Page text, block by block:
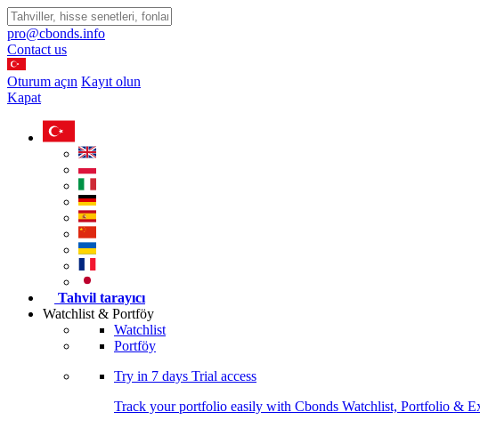
pro@cbonds.info
Contact us
Oturum açın Kayıt olun
Kapat
Tahvil tarayıcı
Watchlist & Portföy
Watchlist
Portföy
Try in 7 days Trial access
Track your portfolio easily with Cbonds Watchlist, Portfolio &